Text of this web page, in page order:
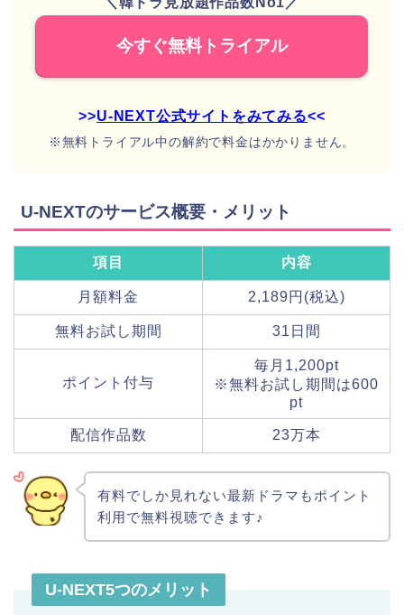
今すぐ無料トライアル
>>U-NEXT公式サイトをみてみる<<
※無料トライアル中の解約で料金はかかりません。
U-NEXTのサービス概要・メリット
項目 内容
月額料金 2,189円(税込)
無料お試し期間 31日間
ポイント付与
毎月1,200pt
※無料お試し期間は600
pt
配信作品数 23万本
有料でしか見れない最新ドラマもポイント
利用で無料視聴できます♪
U-NEXT5つのメリット